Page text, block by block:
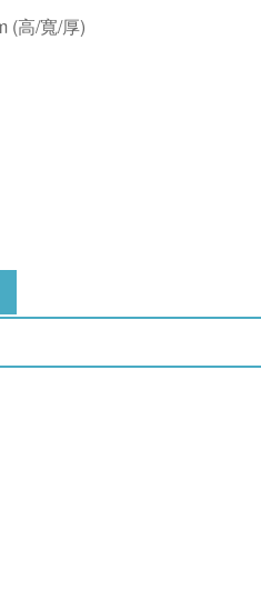
(高/寬/厚)